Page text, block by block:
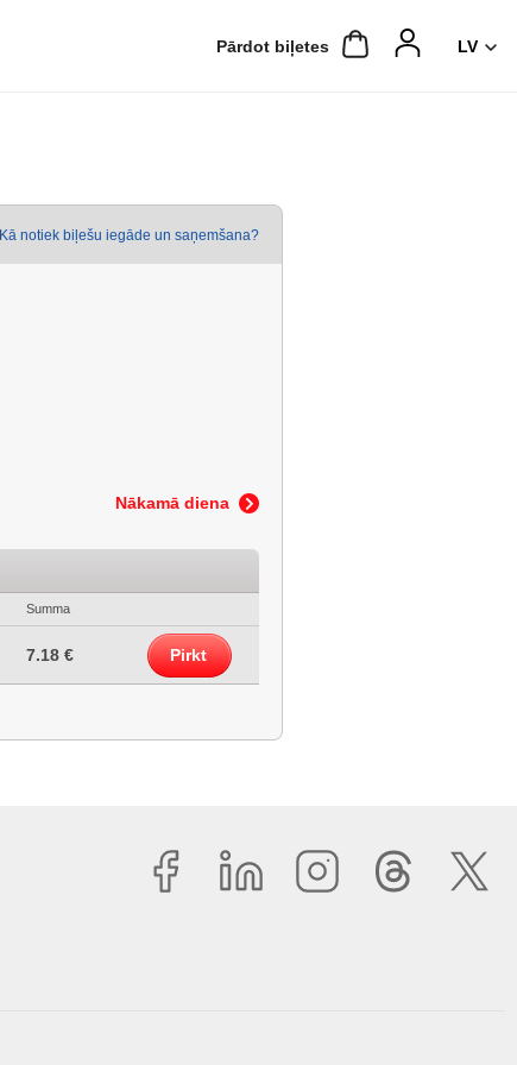
Pārdot biļetes
Kā notiek biļešu iegāde un saņemšana?
Nākamā diena
Summa
7.18 € Pirkt